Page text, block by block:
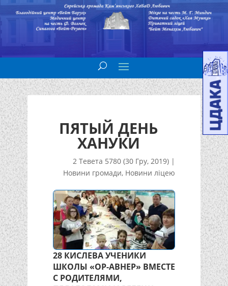
ПЯТЫЙ ДЕНЬ
ХАНУКИ
2 Тевета 5780 (30 Гру, 2019) |
Новини громади, Новини ліцею
28 КИСЛЕВА УЧЕНИКИ
ШКОЛЫ «ОР-АВНЕР» ВМЕСТЕ
С РОДИТЕЛЯМИ,